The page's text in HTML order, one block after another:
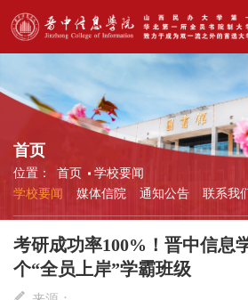
首页
位置： 首页
学校要闻
学校要闻
媒体信院 通知公告 联系我
考研成功率100%！晋中信息
个“全员上岸”学霸班级